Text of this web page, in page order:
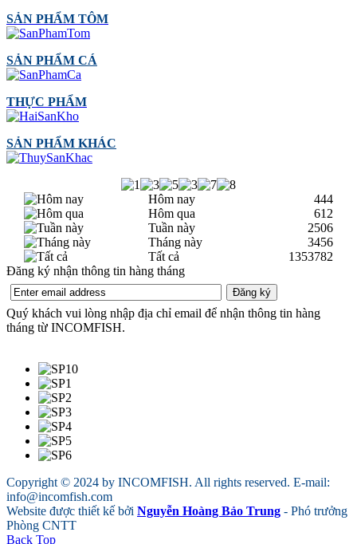
SẢN PHẨM TÔM
SẢN PHẨM CÁ
THỰC PHẨM
SẢN PHẨM KHÁC
Hôm nay
444
Hôm qua
612
Tuần này
2506
Tháng này
3456
Tất cả
1353782
Đăng ký nhận thông tin hàng tháng
Quý khách vui lòng nhập địa chỉ email để nhận thông tin hàng
tháng từ INCOMFISH.
Copyright © 2024 by INCOMFISH. All rights reserved. E-mail:
info@incomfish.com
Website được thiết kế bởi Nguyễn Hoàng Bảo Trung - Phó trưởng
Phòng CNTT
Back Top